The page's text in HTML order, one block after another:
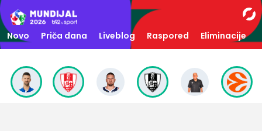
Novo Priča dana Liveblog Raspored Eliminacije